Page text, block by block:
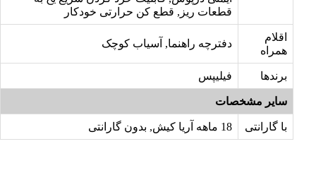
قطعات ریز, قطع کن حرارتی خودکار
اقلام
همراه
دفترچه راهنما, آسیاب کوچک
برندها فیلیپس
سایر مشخصات
با گارانتی